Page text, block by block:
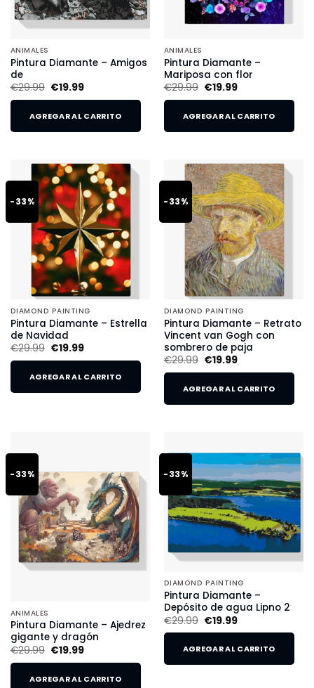
ANIMALES
Pintura Diamante – Amigos
de
€29.99 €19.99
AGREGAR AL CARRITO
ANIMALES
Pintura Diamante –
Mariposa con flor
€29.99 €19.99
AGREGAR AL CARRITO
-33%
DIAMOND PAINTING
Pintura Diamante – Estrella
de Navidad
€29.99 €19.99
AGREGAR AL CARRITO
-33%
DIAMOND PAINTING
Pintura Diamante – Retrato
Vincent van Gogh con
sombrero de paja
€29.99 €19.99
AGREGAR AL CARRITO
-33%
ANIMALES
Pintura Diamante – Ajedrez
gigante y dragón
€29.99 €19.99
AGREGAR AL CARRITO
-33%
DIAMOND PAINTING
Pintura Diamante –
Depósito de agua Lipno 2
€29.99 €19.99
AGREGAR AL CARRITO